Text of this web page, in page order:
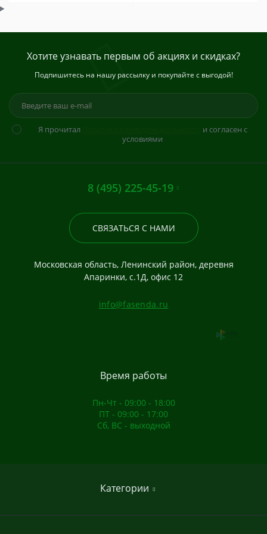
Хотите узнавать первым об акциях и скидках?
Подпишитесь на нашу рассылку и покупайте с выгодой!
Я прочитал
и согласен с
условиями
8 (495) 225-45-19
СВЯЗАТЬСЯ С НАМИ
Московская область, Ленинский район, деревня
Апаринки, с.1Д, офис 12
info@fasenda.ru
Категории
Время работы
Пн-Чт - 09:00 - 18:00
ПТ - 09:00 - 17:00
Сб, ВС - выходной